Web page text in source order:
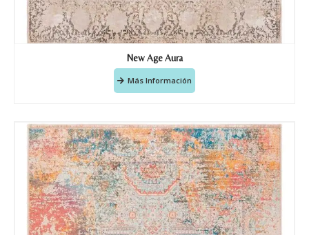
New Age Aura
Más Información
Teléfono
Correo electronico
Tu mensaje.
Nombre y Referencia del producto*